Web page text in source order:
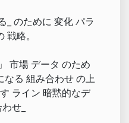
_ のために 変化 パラ
略。
市場 データ のため
なる 組み合わせ の上
ライン 暗黙的なデ
せ_